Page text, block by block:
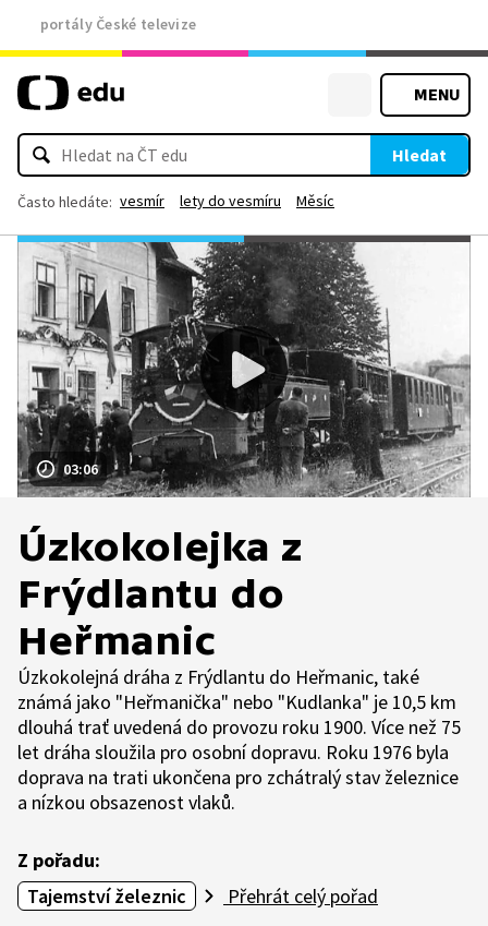
portály České televize
MENU
Hledat
Často hledáte: vesmír lety do vesmíru Měsíc
03:06
Úzkokolejka z
Frýdlantu do
Heřmanic
Úzkokolejná dráha z Frýdlantu do Heřmanic, také
známá jako "Heřmanička" nebo "Kudlanka" je 10,5 km
dlouhá trať uvedená do provozu roku 1900. Více než 75
let dráha sloužila pro osobní dopravu. Roku 1976 byla
doprava na trati ukončena pro zchátralý stav železnice
a nízkou obsazenost vlaků.
Z pořadu:
Tajemství železnic
Přehrát celý pořad